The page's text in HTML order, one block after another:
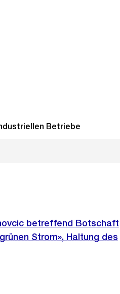
Betriebe
betreffend Botschaft
Strom», Haltung des